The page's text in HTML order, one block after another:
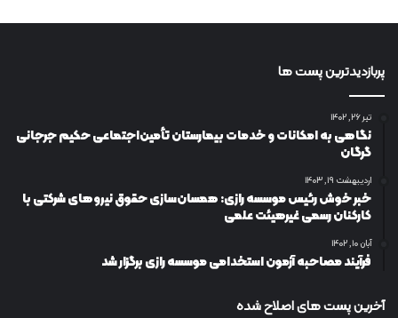
پربازدیدترین پست ها
تیر ۲۶, ۱۴۰۲
نگاهی به امکانات و خدمات بیمارستان تأمین‌اجتماعی حکیم جرجانی
گرگان
اردیبهشت ۱۹, ۱۴۰۳
خبر خوش رئیس موسسه رازی: همسان‌سازی حقوق نیروهای شرکتی با
کارکنان رسمی غیرهیئت علمی
آبان ۱۰, ۱۴۰۲
فرآیند مصاحبه آزمون استخدامی موسسه رازی برگزار شد
آخرین پست های اصلاح شده